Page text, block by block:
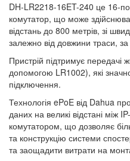
DH-LR2218-16ET-240 це 16-
комутатор, що може
відстань до 800 метрів, зі
залежно від довжини траси,
Пристрій підтримує
допомогою LR1002), які
підключення.
Технологія ePoE від Dahua
даних на великі відстані
комутатором, що дозволяє
та конструкцію системи
та заощадити витрати на